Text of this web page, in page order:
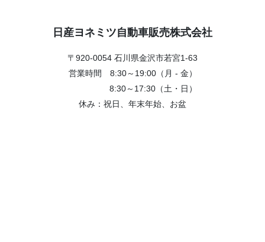
日産ヨネミツ自動車販売株式会社
〒920-0054 石川県金沢市若宮1-63
営業時間 8:30～19:00（月 - 金）
8:30～17:30（土・日）
休み：祝日、年末年始、お盆